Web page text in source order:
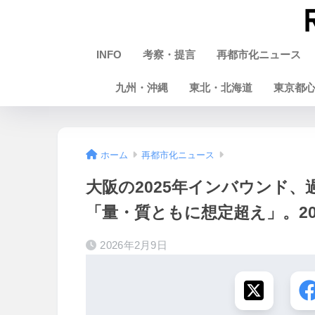
INFO 考察・提言 再都市化ニュース
九州・沖縄 東北・北海道 東京都心
ホーム 再都市化ニュース
大阪の2025年インバウンド、
「量・質ともに想定超え」。
2026年2月9日